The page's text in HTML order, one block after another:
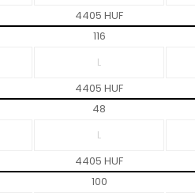
4405 HUF
116
4405 HUF
48
4405 HUF
100